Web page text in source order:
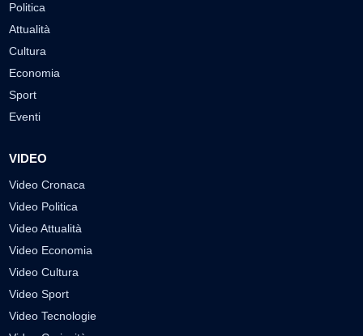
Politica
Attualità
Cultura
Economia
Sport
Eventi
VIDEO
Video Cronaca
Video Politica
Video Attualità
Video Economia
Video Cultura
Video Sport
Video Tecnologie